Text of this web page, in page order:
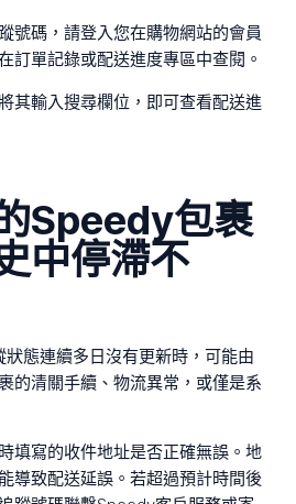
號碼，請登入您在購物網站的會員
訂單記錄或配送進度專區中查閱。
其輸入搜尋欄位，即可查看配送進
Speedy包裹
中停滯不
態連續多日沒有更新時，可能由
的清關手續、物流異常，或僅是系
填寫的收件地址是否正確無誤。地
導致配送延誤。若超過預計時間後